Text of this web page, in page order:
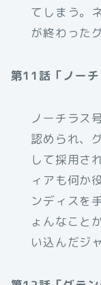
てしまう。
が終わった
第11話「ノーチ
ノーチラス
認められ、
して採用さ
ィアも何か
ンディスを
ょんなこと
い込んだジ